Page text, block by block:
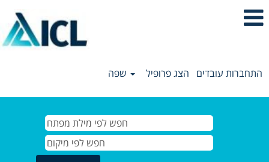
הצג פרופיל התחברות עובדים